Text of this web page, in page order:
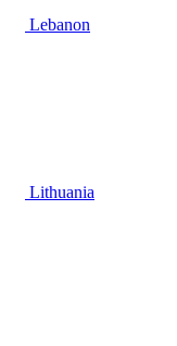
Lebanon
Lithuania